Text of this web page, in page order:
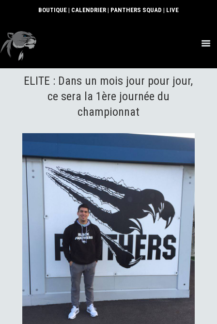
BOUTIQUE | CALENDRIER | PANTHERS SQUAD | LIVE
ACTUS
SECTIONS
CLUB
COMMUNAUTÉ
ELITE : Dans un mois jour pour jour,
ce sera la 1ère journée du
championnat